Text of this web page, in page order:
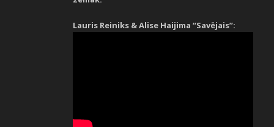
Lauris Reiniks & Alise Haijima “Savējais”: